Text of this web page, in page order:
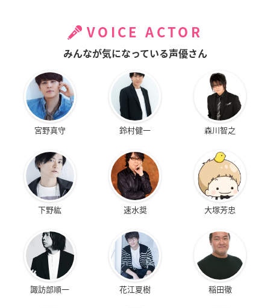
VOICE ACTOR
みんなが気になっている声優さん
宮野真守 鈴村健一 森川智之
下野紘 速水奨 大塚芳忠
諏訪部順一 花江夏樹 稲田徹